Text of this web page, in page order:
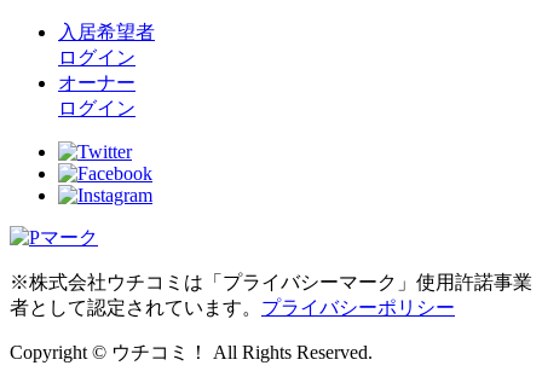
入居希望者
ログイン
オーナー
ログイン
※株式会社ウチコミは「プライバシーマーク」使用許諾事業
者として認定されています。 プライバシーポリシー
Copyright © ウチコミ！ All Rights Reserved.